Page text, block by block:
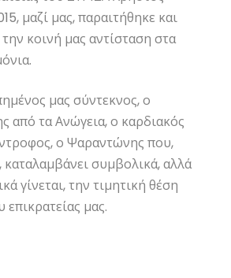
μαζί μας, παραιτήθηκε και
κοινή μας αντίσταση στα
μας σύντεκνος, ο
από τα Ανώγεια, ο καρδιακός
ο Ψαραντώνης που,
καταλαμβάνει συμβολικά, αλλά
γίνεται, την τιμητική θέση
μας.